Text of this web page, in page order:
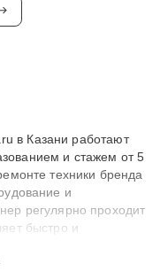
в Казани работают
и стажем от 5
техники бренда
и
регулярно проходит
быстро и
решают